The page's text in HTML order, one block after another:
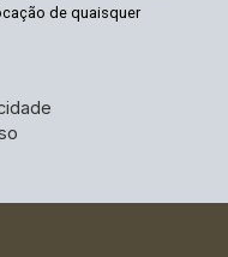
de quaisquer